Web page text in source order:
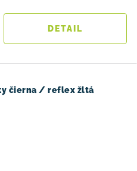
DETAIL
čierna / reflex žltá